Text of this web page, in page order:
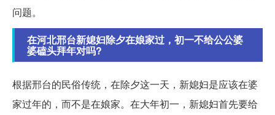
问题。
在河北邢台新媳妇除夕在娘家过，初一不给公公婆
婆磕头拜年对吗?
根据邢台的民俗传统，在除夕这一天，新媳妇是应该在婆
家过年的，而不是在娘家。在大年初一，新媳妇首先要给